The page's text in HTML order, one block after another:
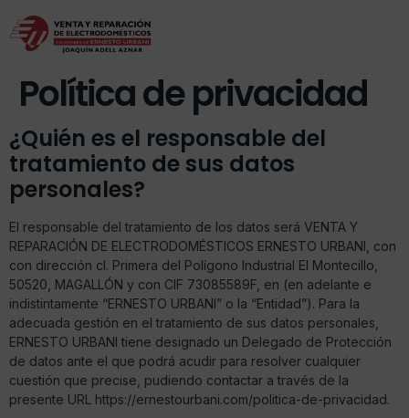
Política de privacidad
¿Quién es el responsable del
tratamiento de sus datos
personales?
El responsable del tratamiento de los datos será VENTA Y
REPARACIÓN DE ELECTRODOMÉSTICOS ERNESTO URBANI, con
con dirección cl. Primera del Polígono Industrial El Montecillo,
50520, MAGALLÓN y con CIF 73085589F, en (en adelante e
indistintamente “ERNESTO URBANI” o la “Entidad”). Para la
adecuada gestión en el tratamiento de sus datos personales,
ERNESTO URBANI tiene designado un Delegado de Protección
de datos ante el que podrá acudir para resolver cualquier
cuestión que precise, pudiendo contactar a través de la
presente URL https://ernestourbani.com/politica-de-privacidad.